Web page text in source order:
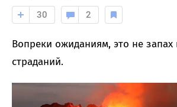
30 2
Вопреки ожиданиям, это не
страданий.